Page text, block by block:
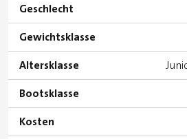
Geschlecht
Gewichtsklasse
Altersklasse
Bootsklasse
Kosten